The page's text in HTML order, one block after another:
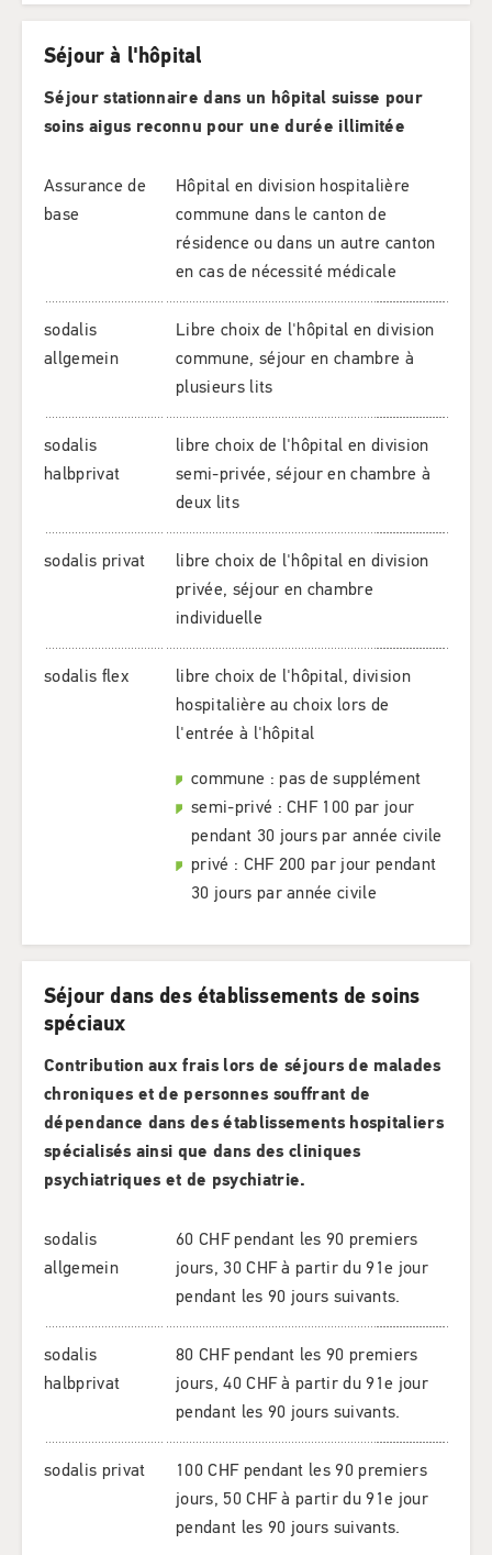
Séjour à l'hôpital
Séjour stationnaire dans un hôpital suisse pour
soins aigus reconnu pour une durée illimitée
Assurance de
base
Hôpital en division hospitalière
commune dans le canton de
résidence ou dans un autre canton
en cas de nécessité médicale
sodalis
allgemein
Libre choix de l'hôpital en division
commune, séjour en chambre à
plusieurs lits
sodalis
halbprivat
libre choix de l'hôpital en division
semi-privée, séjour en chambre à
deux lits
sodalis privat
libre choix de l'hôpital en division
privée, séjour en chambre
individuelle
sodalis flex
libre choix de l'hôpital, division
hospitalière au choix lors de
l'entrée à l'hôpital
commune : pas de supplément
semi-privé : CHF 100 par jour
pendant 30 jours par année civile
privé : CHF 200 par jour pendant
30 jours par année civile
Séjour dans des établissements de soins
spéciaux
Contribution aux frais lors de séjours de malades
chroniques et de personnes souffrant de
dépendance dans des établissements hospitaliers
spécialisés ainsi que dans des cliniques
psychiatriques et de psychiatrie.
sodalis
allgemein
60 CHF pendant les 90 premiers
jours, 30 CHF à partir du 91e jour
pendant les 90 jours suivants.
sodalis
halbprivat
80 CHF pendant les 90 premiers
jours, 40 CHF à partir du 91e jour
pendant les 90 jours suivants.
sodalis privat
100 CHF pendant les 90 premiers
jours, 50 CHF à partir du 91e jour
pendant les 90 jours suivants.